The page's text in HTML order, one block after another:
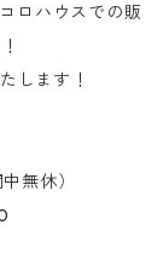
ロハウスでの販
します！
無休）